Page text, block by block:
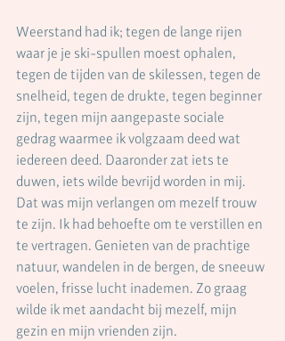
Weerstand had ik; tegen de lange rijen
waar je je ski-spullen moest ophalen,
tegen de tijden van de skilessen, tegen de
snelheid, tegen de drukte, tegen beginner
zijn, tegen mijn aangepaste sociale
gedrag waarmee ik volgzaam deed wat
iedereen deed. Daaronder zat iets te
duwen, iets wilde bevrijd worden in mij.
Dat was mijn verlangen om mezelf trouw
te zijn. Ik had behoefte om te verstillen en
te vertragen. Genieten van de prachtige
natuur, wandelen in de bergen, de sneeuw
voelen, frisse lucht inademen. Zo graag
wilde ik met aandacht bij mezelf, mijn
gezin en mijn vrienden zijn.